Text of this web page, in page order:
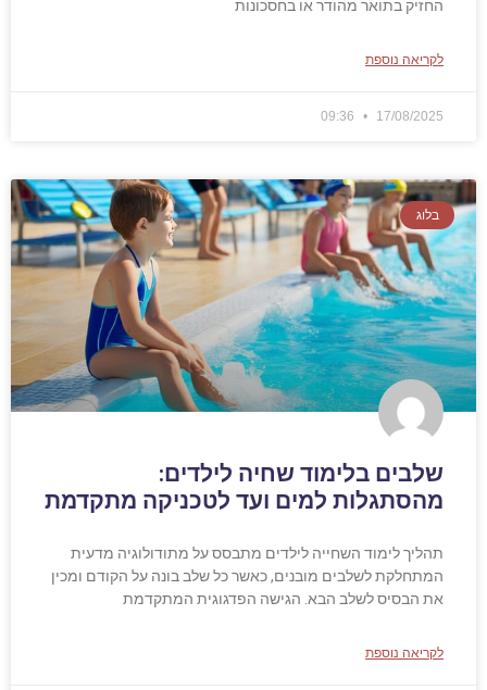
החזיק בתואר מהודר או בחסכונות
לקריאה נוספת
17/08/2025
בלוג
שלבים בלימוד שחיה לילדים:
מהסתגלות למים ועד לטכניקה מתקדמת
תהליך לימוד השחייה לילדים מתבסס על מתודולוגיה מדעית
המתחלקת לשלבים מובנים, כאשר כל שלב בונה על הקודם ומכין
את הבסיס לשלב הבא. הגישה הפדגוגית המתקדמת
לקריאה נוספת